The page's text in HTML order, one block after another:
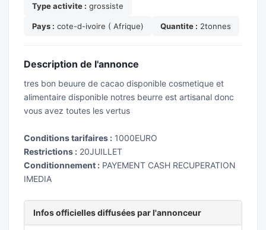
Type activite : grossiste
Pays : cote-d-ivoire ( Afrique) Quantite : 2tonnes
Description de l'annonce
tres bon beuure de cacao disponible cosmetique et
alimentaire disponible notres beurre est artisanal donc
vous avez toutes les vertus
Conditions tarifaires : 1000EURO
Restrictions : 20JUILLET
Conditionnement : PAYEMENT CASH RECUPERATION
IMEDIA
Infos officielles diffusées par l'annonceur